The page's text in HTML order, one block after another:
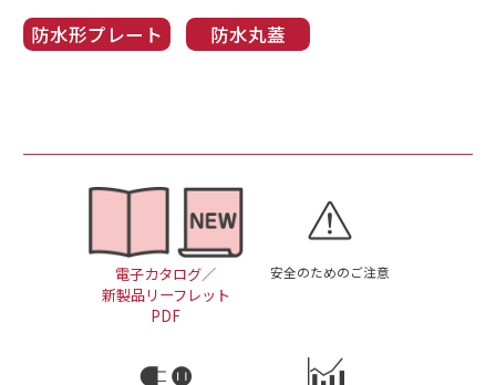
防水形プレート
防水丸蓋
電子カタログ／
新製品リーフレット
PDF
安全のためのご注意